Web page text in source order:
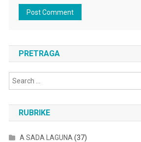
PRETRAGA
RUBRIKE
A SADA LAGUNA (37)